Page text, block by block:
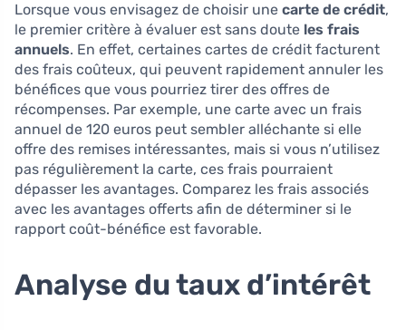
Lorsque vous envisagez de choisir une carte de crédit,
le premier critère à évaluer est sans doute les frais
annuels. En effet, certaines cartes de crédit facturent
des frais coûteux, qui peuvent rapidement annuler les
bénéfices que vous pourriez tirer des offres de
récompenses. Par exemple, une carte avec un frais
annuel de 120 euros peut sembler alléchante si elle
offre des remises intéressantes, mais si vous n’utilisez
pas régulièrement la carte, ces frais pourraient
dépasser les avantages. Comparez les frais associés
avec les avantages offerts afin de déterminer si le
rapport coût-bénéfice est favorable.
Analyse du taux d’intérêt